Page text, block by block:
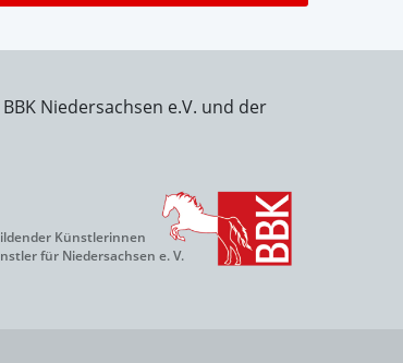
Niedersachsen e.V. und der
Künstlerinnen
für Niedersachsen e. V.